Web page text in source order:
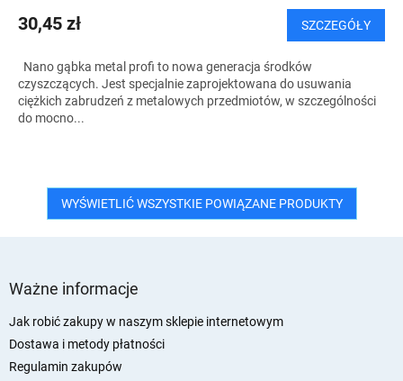
30,45 zł SZCZEGÓŁY
Nano gąbka metal profi to nowa generacja środków
czyszczących. Jest specjalnie zaprojektowana do usuwania
ciężkich zabrudzeń z metalowych przedmiotów, w szczególności
do mocno...
WYŚWIETLIĆ WSZYSTKIE POWIĄZANE PRODUKTY
Ważne informacje
Jak robić zakupy w naszym sklepie internetowym
Dostawa i metody płatności
Regulamin zakupów